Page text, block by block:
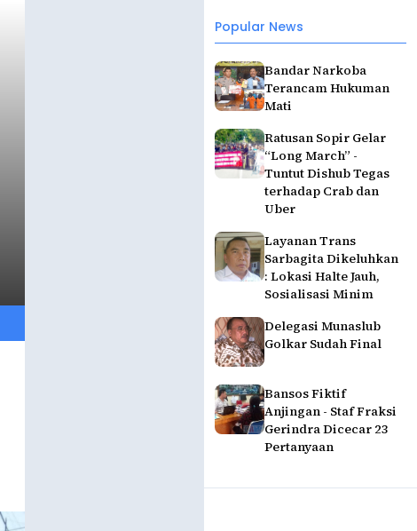
Popular News
Bandar Narkoba
Terancam Hukuman
Mati
Ratusan Sopir Gelar
“Long March” -
Tuntut Dishub Tegas
terhadap Crab dan
Uber
Layanan Trans
Sarbagita Dikeluhkan
: Lokasi Halte Jauh,
Sosialisasi Minim
Delegasi Munaslub
Golkar Sudah Final
Bansos Fiktif
Anjingan - Staf Fraksi
Gerindra Dicecar 23
Pertanyaan